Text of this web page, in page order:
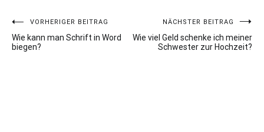
Beitragsnavigation
VORHERIGER BEITRAG
Wie kann man Schrift in Word
biegen?
NÄCHSTER BEITRAG
Wie viel Geld schenke ich meiner
Schwester zur Hochzeit?